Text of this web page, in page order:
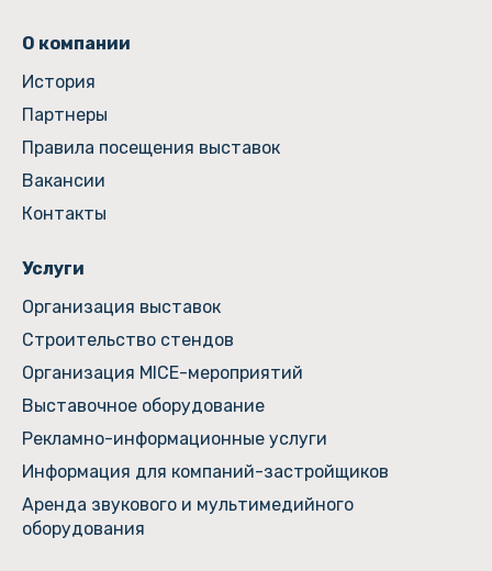
О компании
История
Партнеры
Правила посещения выставок
Вакансии
Контакты
Услуги
Организация выставок
Строительство стендов
Организация MICE-мероприятий
Выставочное оборудование
Рекламно-информационные услуги
Информация для компаний-застройщиков
Аренда звукового и мультимедийного
оборудования